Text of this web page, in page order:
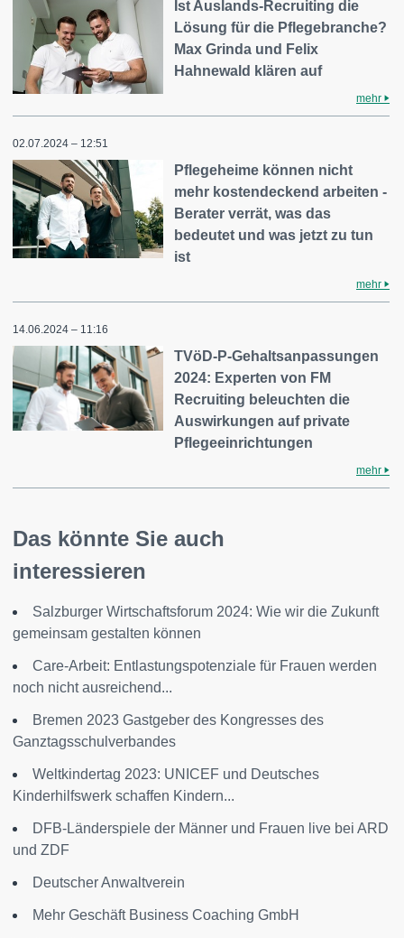
Ist Auslands-Recruiting die
Lösung für die Pflegebranche?
Max Grinda und Felix
Hahnewald klären auf
mehr
02.07.2024 – 12:51
Pflegeheime können nicht
mehr kostendeckend arbeiten -
Berater verrät, was das
bedeutet und was jetzt zu tun
ist
mehr
14.06.2024 – 11:16
TVöD-P-Gehaltsanpassungen
2024: Experten von FM
Recruiting beleuchten die
Auswirkungen auf private
Pflegeeinrichtungen
mehr
Das könnte Sie auch
interessieren
Salzburger Wirtschaftsforum 2024: Wie wir die Zukunft
gemeinsam gestalten können
Care-Arbeit: Entlastungspotenziale für Frauen werden
noch nicht ausreichend...
Bremen 2023 Gastgeber des Kongresses des
Ganztagsschulverbandes
Weltkindertag 2023: UNICEF und Deutsches
Kinderhilfswerk schaffen Kindern...
DFB-Länderspiele der Männer und Frauen live bei ARD
und ZDF
Deutscher Anwaltverein
Mehr Geschäft Business Coaching GmbH